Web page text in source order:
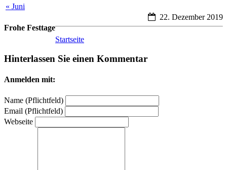
« Juni
Frohe Festtage
22. Dezember 2019
Startseite
Hinterlassen Sie einen Kommentar
Anmelden mit:
Name (Pflichtfeld)
Email (Pflichtfeld)
Webseite